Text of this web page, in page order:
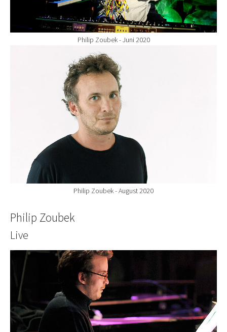
Philip Zoubek - Juni 2020
Show larger version for:
Philip Zoubek - August 2020
Philip Zoubek
Live
Show larger version for: